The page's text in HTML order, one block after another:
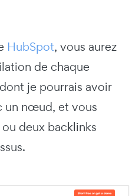
HubSpot, vous aurez
de chaque
je pourrais avoir
un nœud, et vous
deux backlinks